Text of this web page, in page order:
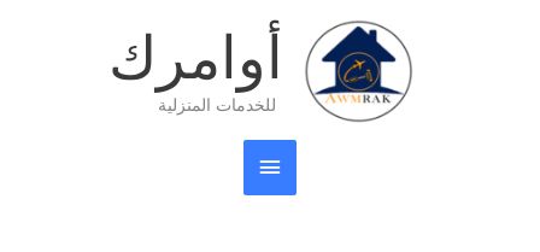
أوامرك
للخدمات المنزلية
القائمة
الرئيسية